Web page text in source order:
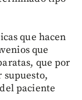
que hacen
que
que por
supuesto,
paciente